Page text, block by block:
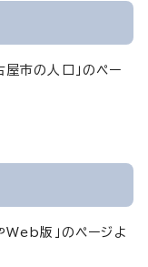
市の人口」のペー
Web版」のページよ